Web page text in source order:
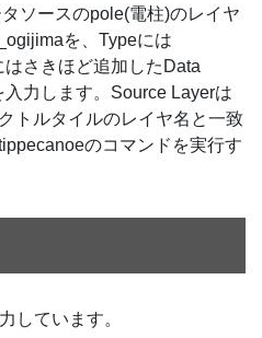
ソースのpole(電柱)のレイヤ
を、Typeには
さきほど追加したData
力します。Source Layerは
トルタイルのレイヤ名と一致
のコマンドを実行す
しています。